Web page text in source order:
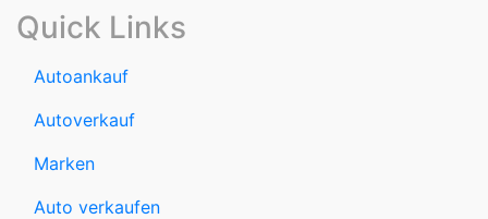
Quick Links
Autoankauf
Autoverkauf
Marken
Auto verkaufen